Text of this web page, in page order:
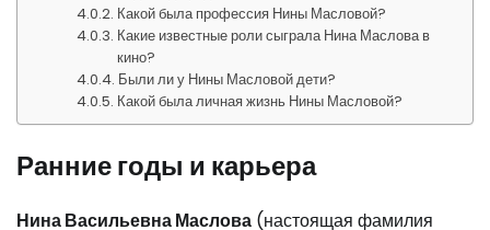
Какой была профессия Нины Масловой?
Какие известные роли сыграла Нина Маслова в
кино?
Были ли у Нины Масловой дети?
Какой была личная жизнь Нины Масловой?
Ранние годы и карьера
Нина Васильевна Маслова (настоящая фамилия